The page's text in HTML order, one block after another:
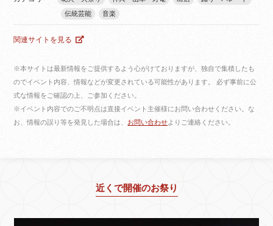
伝統芸能
音楽
関連サイトを見る
※本サイトは最新情報をご提供するよう心がけておりますが、独自で集積したも
のでイベント内容、情報などが変更されている可能性があります。 必ず事前に公
式な情報をご確認の上、ご参加ください。
※イベント内容でのご不明点は直接イベント主催様にお問い合わせください。な
お、情報の誤り等を発見した場合は、 お問い合わせよりご連絡ください。
近くで開催のお祭り